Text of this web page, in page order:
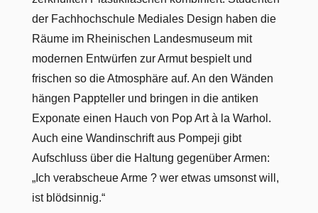
der Fachhochschule Mediales Design haben die
Räume im Rheinischen Landesmuseum mit
modernen Entwürfen zur Armut bespielt und
frischen so die Atmosphäre auf. An den Wänden
hängen Pappteller und bringen in die antiken
Exponate einen Hauch von Pop Art à la Warhol.
Auch eine Wandinschrift aus Pompeji gibt
Aufschluss über die Haltung gegenüber Armen:
„Ich verabscheue Arme ? wer etwas umsonst will,
ist blödsinnig.“